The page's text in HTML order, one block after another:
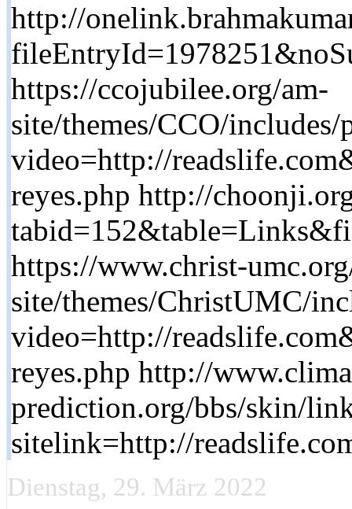
http://
https://ccojubilee.org/am-
site/themes/CCO/includes/
video=http://
reyes.php http://
https://www.christ-
site/themes/ChristUMC/
video=http://
reyes.php http://
prediction.org/bbs/skin/
sitelink=http://
Dienstag, 29. März 2022